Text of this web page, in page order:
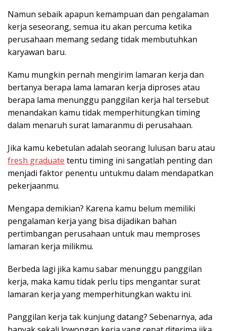
Namun sebaik apapun kemampuan dan pengalaman
kerja seseorang, semua itu akan percuma ketika
perusahaan memang sedang tidak membutuhkan
karyawan baru.
Kamu mungkin pernah mengirim lamaran kerja dan
bertanya berapa lama lamaran kerja diproses atau
berapa lama menunggu panggilan kerja hal tersebut
menandakan kamu tidak memperhitungkan timing
dalam menaruh surat lamaranmu di perusahaan.
Jika kamu kebetulan adalah seorang lulusan baru atau
fresh graduate tentu timing ini sangatlah penting dan
menjadi faktor penentu untukmu dalam mendapatkan
pekerjaanmu.
Mengapa demikian? Karena kamu belum memiliki
pengalaman kerja yang bisa dijadikan bahan
pertimbangan perusahaan untuk mau memproses
lamaran kerja milikmu.
Berbeda lagi jika kamu sabar menunggu panggilan
kerja, maka kamu tidak perlu tips mengantar surat
lamaran kerja yang memperhitungkan waktu ini.
Panggilan kerja tak kunjung datang? Sebenarnya, ada